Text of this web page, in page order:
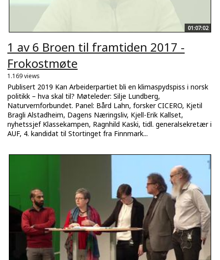
01:07:02
1 av 6 Broen til framtiden 2017 -
Frokostmøte
1.169 views
Publisert 2019 Kan Arbeiderpartiet bli en klimaspydspiss i norsk
politikk – hva skal til? Møteleder: Silje Lundberg,
Naturvernforbundet. Panel: Bård Lahn, forsker CICERO, Kjetil
Bragli Alstadheim, Dagens Næringsliv, Kjell-Erik Kallset,
nyhetssjef Klassekampen, Ragnhild Kaski, tidl. generalsekretær i
AUF, 4. kandidat til Stortinget fra Finnmark...